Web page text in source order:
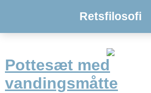
Retsfilosofi
Pottesæt med
vandingsmåtte